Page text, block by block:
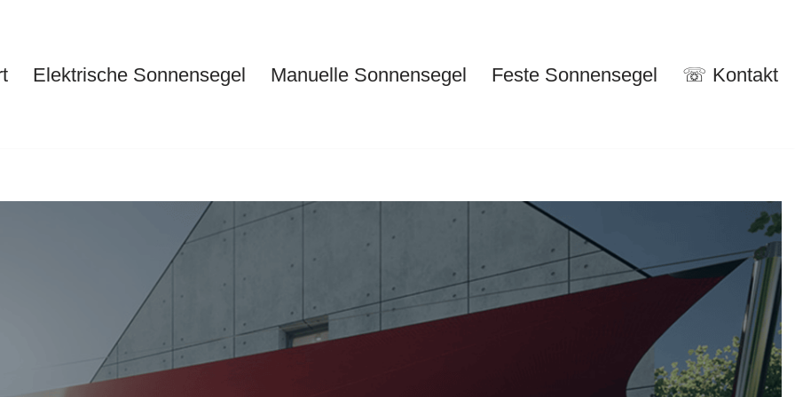
Elektrische Sonnensegel Manuelle Sonnensegel Feste Sonnensegel ☏ Kontakt